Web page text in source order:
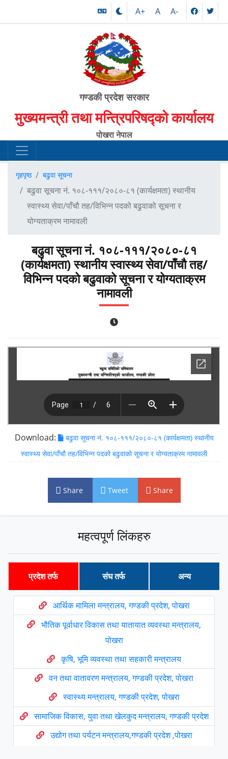
A+ A A-
गण्डकी प्रदेश सरकार
मुख्यमन्त्री तथा मन्त्रिपरिषद्को कार्यालय
पोखरा नेपाल
गृहपृष्ठ बढुवा सूचना
बढुवा सूचना नं. १०८-१११/२०८०-८१ (कार्यक्षमता) स्थानीय
स्वास्थ्य सेवा/पाँचौ तह/विभिन्न पदको बढुवाको सूचना र
योग्यताक्रम नामावली
बढुवा सूचना नं. १०८-१११/२०८०-८१
(कार्यक्षमता) स्थानीय स्वास्थ्य सेवा/पाँचौ तह/
विभिन्न पदको बढुवाको सूचना र योग्यताक्रम
नामावली
Download:
बढुवा सूचना नं. १०८-१११/२०८०-८१ (कार्यक्षमता) स्थानीय
स्वास्थ्य सेवा/पाँचौ तह/विभिन्न पदको बढुवाको सूचना र योग्यताक्रम नामावली
Share Tweet Share
महत्वपूर्ण लिंकहरु
प्रदेश तर्फ संघ तर्फ अन्य
आर्थिक मामिला मन्त्रालय, गण्डकी प्रदेश, पोखरा
भौतिक पूर्वाधार विकास तथा यातायात व्यवस्था मन्त्रालय,
पोखरा
कृषि, भूमि व्यवस्था तथा सहकारी मन्त्रालय
वन तथा वातावरण मन्त्रालय, गण्डकी प्रदेश, पोखरा
स्वास्थ्य मन्त्रालय, गण्डकी प्रदेश, पोखरा
सामाजिक विकास, युवा तथा खेलकुद मन्त्रालय, गण्डकी प्रदेश
उद्योग तथा पर्यटन मन्त्रालय,गण्डकी प्रदेश ,पोखरा